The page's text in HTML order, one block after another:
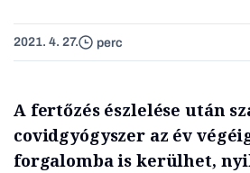
2021. 4. 27. perc
A fertőzés észlelése után
covidgyógyszer az év
forgalomba is kerülhet,